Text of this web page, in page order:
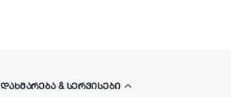
ᲓᲐᲮᲛᲐᲠᲔᲑᲐ & ᲡᲔᲠᲕᲘᲡᲔᲑᲘ